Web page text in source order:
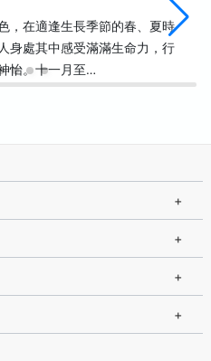
，在適逢生長季節的春、夏時
身處其中感受滿滿生命力，行
怡。十一月至…